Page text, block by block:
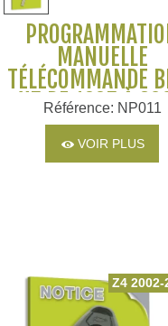
MANUELLE
TÉLÉCOMMANDE
X5 DE 1995 À
Référence: NP011
VOIR PLUS
Z4 2002-